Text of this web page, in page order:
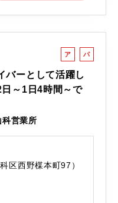
ア
バ
イ
パ
バーとして活躍し
～1日4時間～で
営業所
区西野楳本町97）